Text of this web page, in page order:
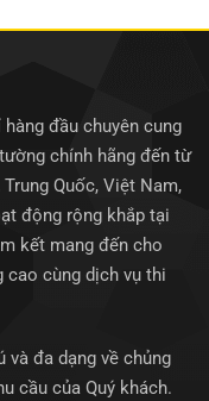
đầu chuyên cung
chính hãng đến từ
Quốc, Việt Nam,
động rộng khắp tại
kết mang đến cho
cao cùng dịch vụ thi
và đa dạng về chủng
cầu của Quý khách.